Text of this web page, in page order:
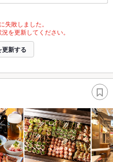
失敗しました。
を更新してください。
更新する